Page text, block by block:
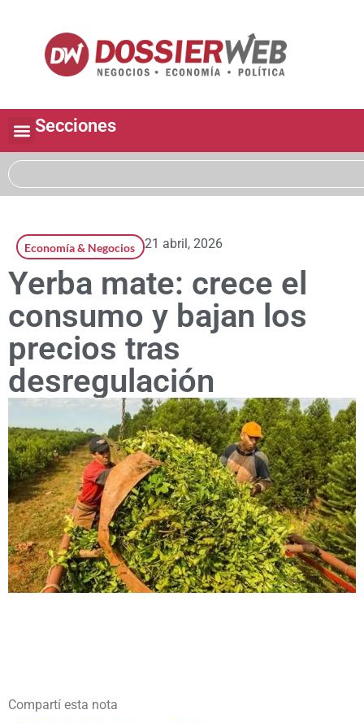
Secciones
Economía & Negocios 21 abril, 2026
Yerba mate: crece el
consumo y bajan los
precios tras
desregulación
Compartí esta nota